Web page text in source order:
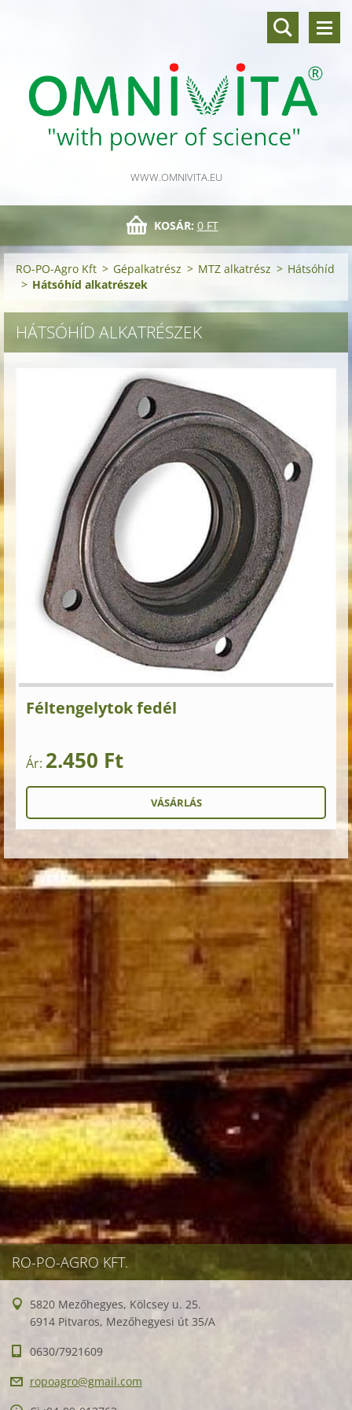
WWW.OMNIVITA.EU
KOSÁR: 0 FT
RO-PO-Agro Kft > Gépalkatrész > MTZ alkatrész > Hátsóhíd
> Hátsóhíd alkatrészek
HÁTSÓHÍD ALKATRÉSZEK
Féltengelytok fedél
Ár: 2.450 Ft
RO-PO-AGRO KFT.
5820 Mezőhegyes, Kölcsey u. 25.
6914 Pitvaros, Mezőhegyesi út 35/A
0630/7921609
ropoagro@gmail.com